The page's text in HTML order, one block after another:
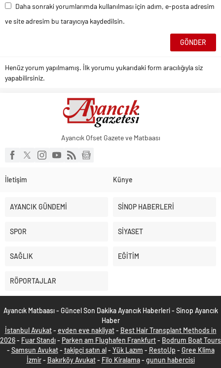
Daha sonraki yorumlarımda kullanılması için adım, e-posta adresim
ve site adresim bu tarayıcıya kaydedilsin.
Henüz yorum yapılmamış. İlk yorumu yukarıdaki form aracılığıyla siz
yapabilirsiniz.
Ayancık Ofset Gazete ve Matbaası
İletişim Künye
AYANCIK GÜNDEMİ SİNOP HABERLERİ
SPOR SİYASET
SAĞLIK EĞİTİM
RÖPORTAJLAR
Ayancık Matbaası - Güncel Son Dakika Ayancık Haberleri - Sinop Ayancık
Haber
İstanbul Avukat- evden eve nakliyat- Best Hair Transplant Methods in
2026- Fuar Standı- Parken am Flughafen Frankfurt- Bodrum Boat Tours
- Samsun Avukat- takipçi satın al- Yük Lazım - RestoUp - Gree Klima
İzmir- Bakırköy Avukat- Filo Kiralama- gunun habercisi